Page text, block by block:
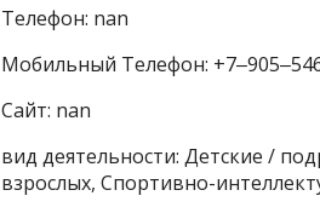
Телефон: nan
Мобильный Телефон:
Сайт: nan
вид деятельности: Детские /
взрослых, Спортивно-